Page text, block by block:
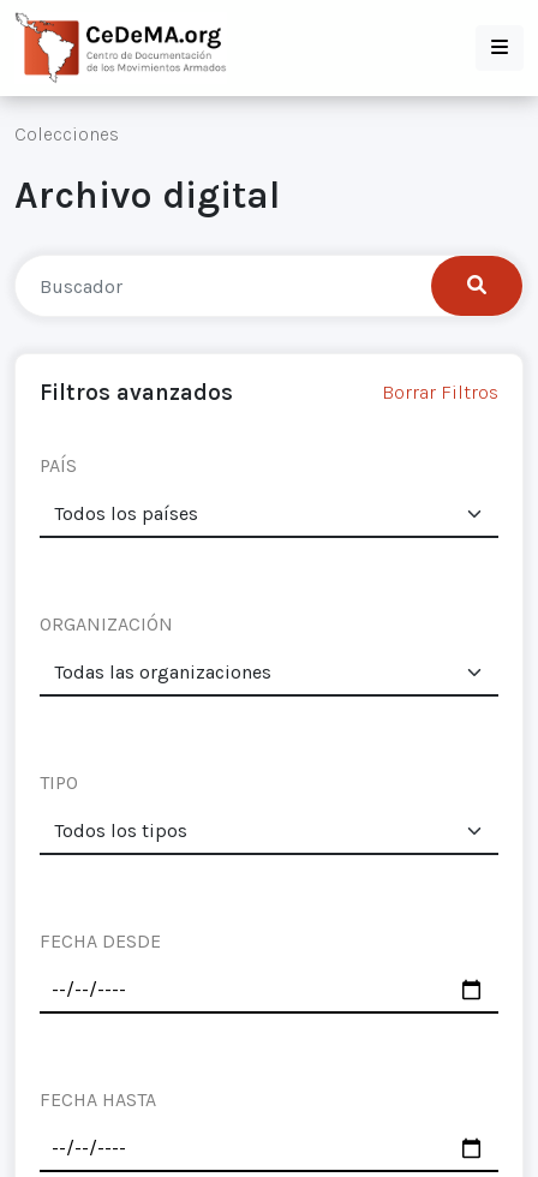
Colecciones
Archivo digital
Filtros avanzados Borrar Filtros
PAÍS
ORGANIZACIÓN
TIPO
FECHA DESDE
FECHA HASTA